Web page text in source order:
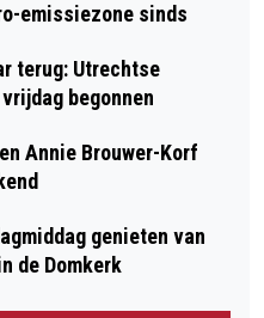
emissiezone sinds
terug: Utrechtse
begonnen
Annie Brouwer-Korf
genieten van
de Domkerk